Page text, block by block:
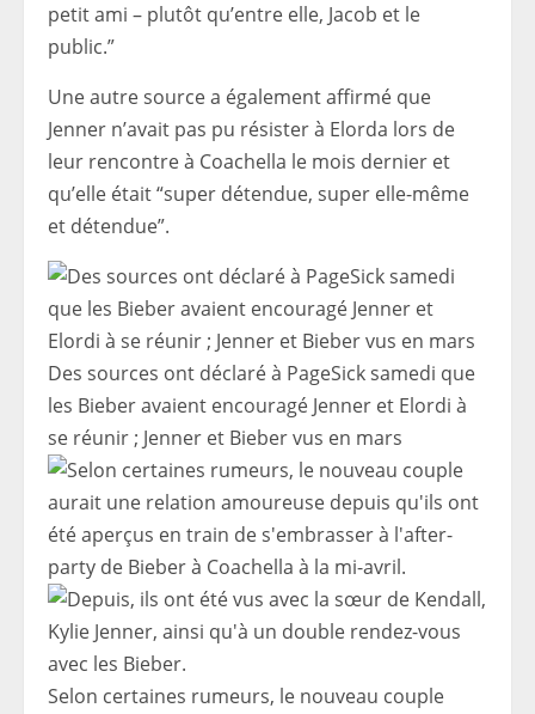
petit ami – plutôt qu’entre elle, Jacob et le
public.”
Une autre source a également affirmé que
Jenner n’avait pas pu résister à Elorda lors de
leur rencontre à Coachella le mois dernier et
qu’elle était “super détendue, super elle-même
et détendue”.
Des sources ont déclaré à PageSick samedi que
les Bieber avaient encouragé Jenner et Elordi à
se réunir ; Jenner et Bieber vus en mars
Selon certaines rumeurs, le nouveau couple